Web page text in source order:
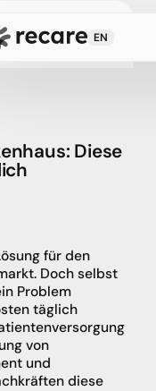
EN
a consultation
Diese
für den
Doch selbst
Problem
täglich
von
und
diese